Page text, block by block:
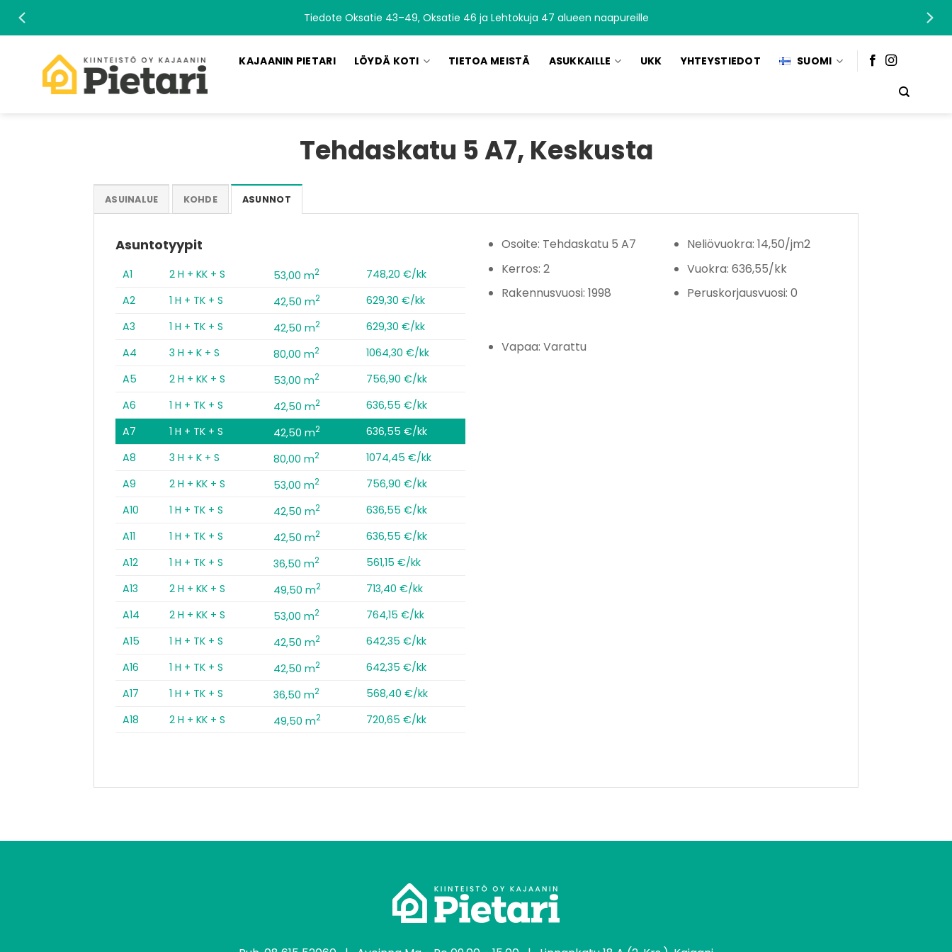
Tiedote Oksatie 43–49, Oksatie 46 ja Lehtokuja 47 alueen naapureille
KAJAANIN PIETARI LÖYDÄ KOTI TIETOA MEISTÄ ASUKKAILLE UKK YHTEYSTIEDOT SUOMI
Tehdaskatu 5 A7, Keskusta
ASUINALUE KOHDE ASUNNOT
Asuntotyypit
A1 2 H + KK + S 53,00 m2
748,20 €/kk
A2
1 H + TK + S 42,50 m2
629,30 €/kk
A3
1 H + TK + S 42,50 m2
629,30 €/kk
A4
3 H + K + S 80,00 m2
1064,30 €/kk
A5
2 H + KK + S 53,00 m2
756,90 €/kk
A6
1 H + TK + S 42,50 m2
636,55 €/kk
A7
1 H + TK + S 42,50 m2
636,55 €/kk
A8
3 H + K + S 80,00 m2
1074,45 €/kk
A9
2 H + KK + S 53,00 m2
756,90 €/kk
A10
1 H + TK + S 42,50 m2
636,55 €/kk
A11
1 H + TK + S 42,50 m2
636,55 €/kk
A12
1 H + TK + S 36,50 m2
561,15 €/kk
A13
2 H + KK + S 49,50 m2
713,40 €/kk
A14
2 H + KK + S 53,00 m2
764,15 €/kk
A15
1 H + TK + S 42,50 m2
642,35 €/kk
A16
1 H + TK + S 42,50 m2
642,35 €/kk
A17
1 H + TK + S 36,50 m2
568,40 €/kk
A18
2 H + KK + S 49,50 m2 720,65 €/kk
Osoite: Tehdaskatu 5 A7
Kerros: 2
Rakennusvuosi: 1998
Neliövuokra: 14,50/jm2
Vuokra: 636,55/kk
Peruskorjausvuosi: 0
Vapaa: Varattu